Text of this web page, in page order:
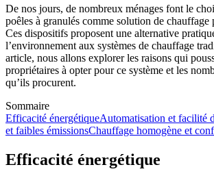
De nos jours, de nombreux ménages font le
poêles à granulés comme solution de chauffage
Ces dispositifs proposent une alternative
l’environnement aux systèmes de chauffage
article, nous allons explorer les raisons qui
propriétaires à opter pour ce système et les
qu’ils procurent.
Sommaire
Efficacité énergétiqueAutomatisation et facilité
et faibles émissionsChauffage homogène et
Efficacité énergétique